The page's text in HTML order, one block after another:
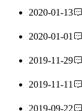
2020-01-13
2020-01-01
2019-11-29
2019-11-11
2019-09-22